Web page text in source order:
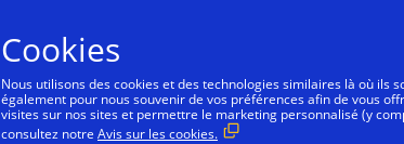
Consommateurs
Cookies
Nous utilisons des cookies et des technologies similaires là où ils
également pour nous souvenir de vos préférences afin de vous
visites sur nos sites et permettre le marketing personnalisé (y
consultez notre Avis sur les cookies.